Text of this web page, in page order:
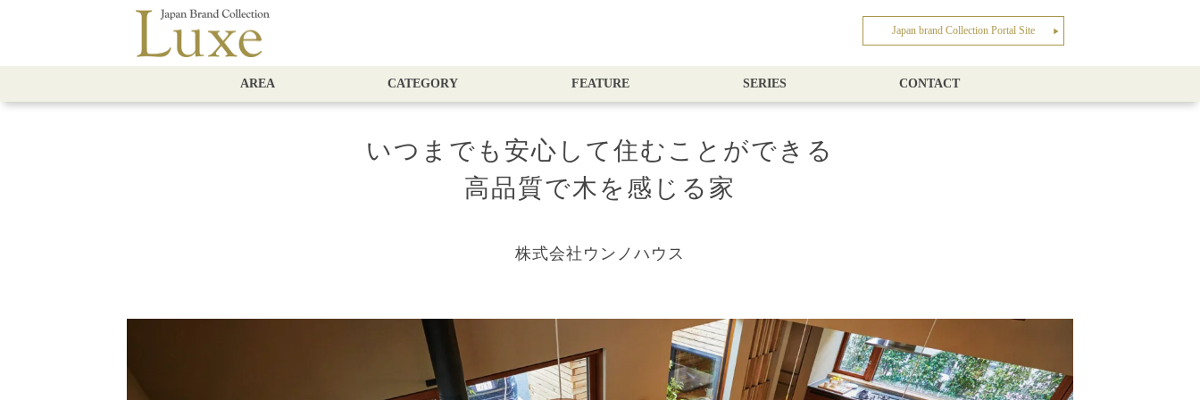
AREA CATEGORY FEATURE SERIES CONTACT
Japan brand Collection Portal Site ▶︎
いつまでも安心して住むことができる
高品質で木を感じる家
株式会社ウンノハウス